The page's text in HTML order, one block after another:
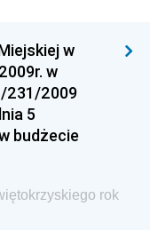
i Polityki
Państwowych
i Głównego
w
w
231/2009
5
budżecie
rok